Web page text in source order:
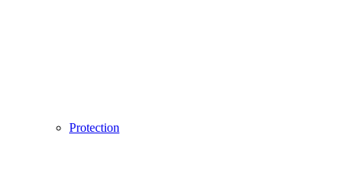
Protection